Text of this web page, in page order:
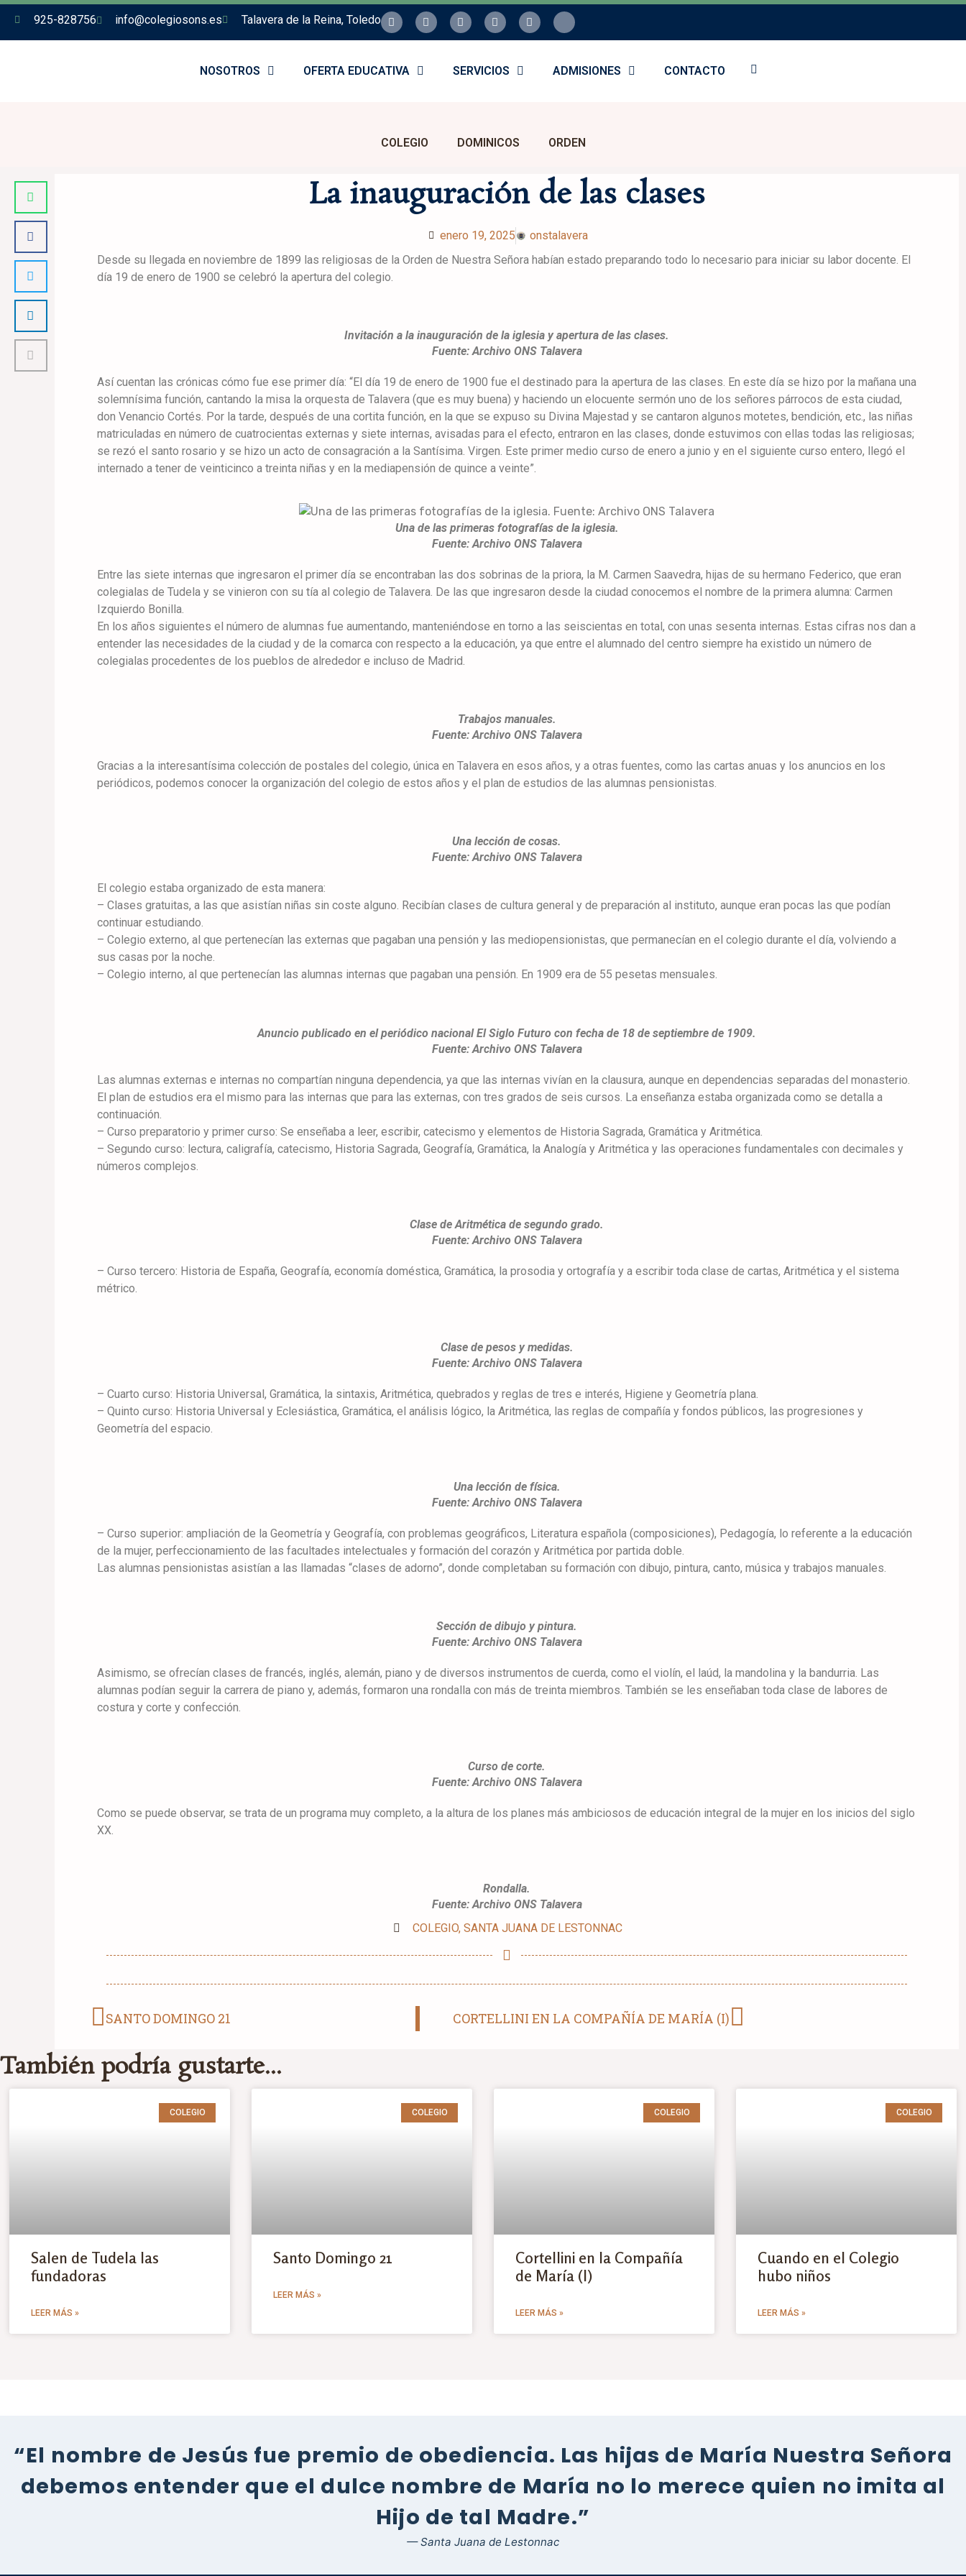
925-828756 info@colegiosons.es Talavera de la Reina, Toledo
NOSOTROS OFERTA EDUCATIVA SERVICIOS ADMISIONES CONTACTO
COLEGIO DOMINICOS ORDEN
La inauguración de las clases
enero 19, 2025
onstalavera
Desde su llegada en noviembre de 1899 las religiosas de la Orden de Nuestra Señora habían estado preparando todo lo necesario para iniciar su labor docente. El
día 19 de enero de 1900 se celebró la apertura del colegio.
Invitación a la inauguración de la iglesia y apertura de las clases.
Fuente: Archivo ONS Talavera
Así cuentan las crónicas cómo fue ese primer día: “El día 19 de enero de 1900 fue el destinado para la apertura de las clases. En este día se hizo por la mañana una
solemnísima función, cantando la misa la orquesta de Talavera (que es muy buena) y haciendo un elocuente sermón uno de los señores párrocos de esta ciudad,
don Venancio Cortés. Por la tarde, después de una cortita función, en la que se expuso su Divina Majestad y se cantaron algunos motetes, bendición, etc., las niñas
matriculadas en número de cuatrocientas externas y siete internas, avisadas para el efecto, entraron en las clases, donde estuvimos con ellas todas las religiosas;
se rezó el santo rosario y se hizo un acto de consagración a la Santísima. Virgen. Este primer medio curso de enero a junio y en el siguiente curso entero, llegó el
internado a tener de veinticinco a treinta niñas y en la mediapensión de quince a veinte”.
Una de las primeras fotografías de la iglesia.
Fuente: Archivo ONS Talavera
Entre las siete internas que ingresaron el primer día se encontraban las dos sobrinas de la priora, la M. Carmen Saavedra, hijas de su hermano Federico, que eran
colegialas de Tudela y se vinieron con su tía al colegio de Talavera. De las que ingresaron desde la ciudad conocemos el nombre de la primera alumna: Carmen
Izquierdo Bonilla.
En los años siguientes el número de alumnas fue aumentando, manteniéndose en torno a las seiscientas en total, con unas sesenta internas. Estas cifras nos dan a
entender las necesidades de la ciudad y de la comarca con respecto a la educación, ya que entre el alumnado del centro siempre ha existido un número de
colegialas procedentes de los pueblos de alrededor e incluso de Madrid.
Trabajos manuales.
Fuente: Archivo ONS Talavera
Gracias a la interesantísima colección de postales del colegio, única en Talavera en esos años, y a otras fuentes, como las cartas anuas y los anuncios en los
periódicos, podemos conocer la organización del colegio de estos años y el plan de estudios de las alumnas pensionistas.
Una lección de cosas.
Fuente: Archivo ONS Talavera
El colegio estaba organizado de esta manera:
– Clases gratuitas, a las que asistían niñas sin coste alguno. Recibían clases de cultura general y de preparación al instituto, aunque eran pocas las que podían
continuar estudiando.
– Colegio externo, al que pertenecían las externas que pagaban una pensión y las mediopensionistas, que permanecían en el colegio durante el día, volviendo a
sus casas por la noche.
– Colegio interno, al que pertenecían las alumnas internas que pagaban una pensión. En 1909 era de 55 pesetas mensuales.
Anuncio publicado en el periódico nacional El Siglo Futuro con fecha de 18 de septiembre de 1909.
Fuente: Archivo ONS Talavera
Las alumnas externas e internas no compartían ninguna dependencia, ya que las internas vivían en la clausura, aunque en dependencias separadas del monasterio.
El plan de estudios era el mismo para las internas que para las externas, con tres grados de seis cursos. La enseñanza estaba organizada como se detalla a
continuación.
– Curso preparatorio y primer curso: Se enseñaba a leer, escribir, catecismo y elementos de Historia Sagrada, Gramática y Aritmética.
– Segundo curso: lectura, caligrafía, catecismo, Historia Sagrada, Geografía, Gramática, la Analogía y Aritmética y las operaciones fundamentales con decimales y
números complejos.
Clase de Aritmética de segundo grado.
Fuente: Archivo ONS Talavera
– Curso tercero: Historia de España, Geografía, economía doméstica, Gramática, la prosodia y ortografía y a escribir toda clase de cartas, Aritmética y el sistema
métrico.
Clase de pesos y medidas.
Fuente: Archivo ONS Talavera
– Cuarto curso: Historia Universal, Gramática, la sintaxis, Aritmética, quebrados y reglas de tres e interés, Higiene y Geometría plana.
– Quinto curso: Historia Universal y Eclesiástica, Gramática, el análisis lógico, la Aritmética, las reglas de compañía y fondos públicos, las progresiones y
Geometría del espacio.
Una lección de física.
Fuente: Archivo ONS Talavera
– Curso superior: ampliación de la Geometría y Geografía, con problemas geográficos, Literatura española (composiciones), Pedagogía, lo referente a la educación
de la mujer, perfeccionamiento de las facultades intelectuales y formación del corazón y Aritmética por partida doble.
Las alumnas pensionistas asistían a las llamadas “clases de adorno”, donde completaban su formación con dibujo, pintura, canto, música y trabajos manuales.
Sección de dibujo y pintura.
Fuente: Archivo ONS Talavera
Asimismo, se ofrecían clases de francés, inglés, alemán, piano y de diversos instrumentos de cuerda, como el violín, el laúd, la mandolina y la bandurria. Las
alumnas podían seguir la carrera de piano y, además, formaron una rondalla con más de treinta miembros. También se les enseñaban toda clase de labores de
costura y corte y confección.
Curso de corte.
Fuente: Archivo ONS Talavera
Como se puede observar, se trata de un programa muy completo, a la altura de los planes más ambiciosos de educación integral de la mujer en los inicios del siglo
XX.
Rondalla.
Fuente: Archivo ONS Talavera
COLEGIO,SANTA JUANA DE LESTONNAC
SANTO DOMINGO 21 CORTELLINI EN LA COMPAÑÍA DE MARÍA (I)
También podría gustarte...
COLEGIO
Salen de Tudela las
fundadoras
LEER MÁS »
COLEGIO
Santo Domingo 21
LEER MÁS »
COLEGIO
Cortellini en la Compañía
de María (I)
LEER MÁS »
COLEGIO
Cuando en el Colegio
hubo niños
LEER MÁS »
“El nombre de Jesús fue premio de obediencia. Las hijas de María Nuestra Señora
debemos entender que el dulce nombre de María no lo merece quien no imita al
Hijo de tal Madre.”
— Santa Juana de Lestonnac